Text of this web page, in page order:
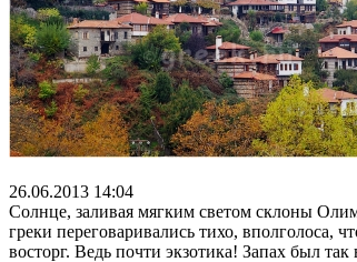
26.06.2013 14:04
Солнце, заливая мягким светом склоны
греки переговаривались тихо,
восторг. Ведь почти экзотика! Запах был так